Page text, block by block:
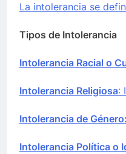
La intolerancia se
Tipos de Intolerancia
Intolerancia Racial o
Intolerancia Religiosa:
Intolerancia de Género:
Intolerancia Política o